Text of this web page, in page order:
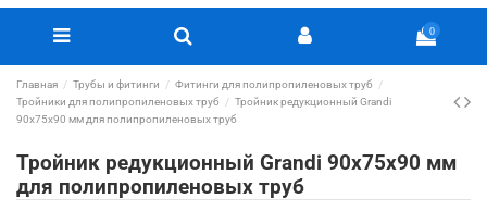
0
Главная Трубы и фитинги
Фитинги для полипропиленовых труб
Тройники для полипропиленовых труб
Тройник редукционный Grandi
90х75х90 мм для полипропиленовых труб
Тройник редукционный Grandi 90х75х90 мм
для полипропиленовых труб